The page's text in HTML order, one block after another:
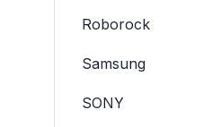
Roborock
Samsung
SONY